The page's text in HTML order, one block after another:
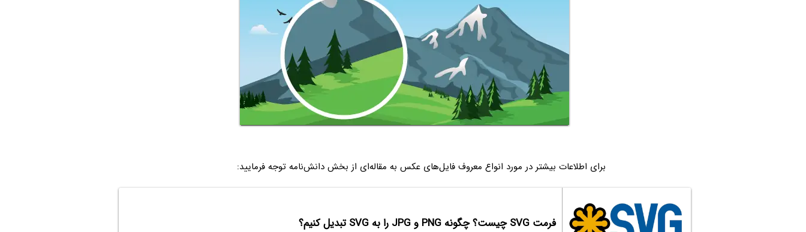
برای اطلاعات بیشتر در مورد انواع معروف فایل‌های عکس به مقاله‌ای از بخش دانش‌نامه توجه فرمایید:
فرمت SVG چیست؟ چگونه PNG و JPG را به SVG تبدیل کنیم؟